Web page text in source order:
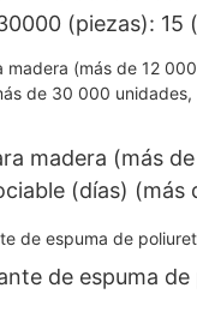
(piezas): 15
US.3 Suministro
madera (más
(días) (más
72 fabricantes)
de espuma